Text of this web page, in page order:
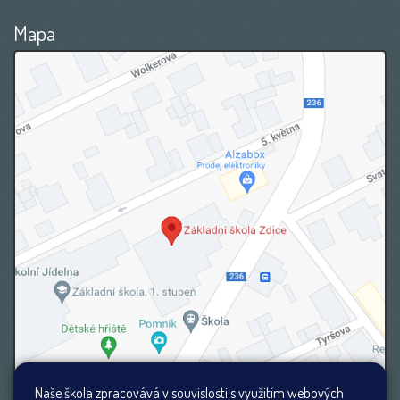
Mapa
Naše škola zpracovává v souvislosti s využitím webových